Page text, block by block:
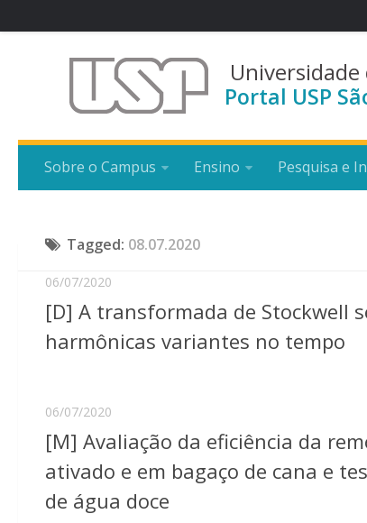
Universidade
Portal USP
Sobre o Campus Ensino Pesquisa e
Tagged: 08.07.2020
06/07/2020
[D] A transformada de Stockwell
harmônicas variantes no tempo
06/07/2020
[M] Avaliação da eficiência da
ativado e em bagaço de cana e
de água doce